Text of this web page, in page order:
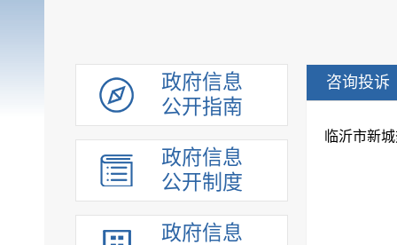
政府信息
公开指南
政府信息
公开制度
政府信息
咨询投诉
临沂市新